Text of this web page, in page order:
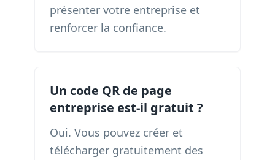
présenter votre entreprise et
renforcer la confiance.
Un code QR de page
entreprise est-il gratuit ?
Oui. Vous pouvez créer et
télécharger gratuitement des